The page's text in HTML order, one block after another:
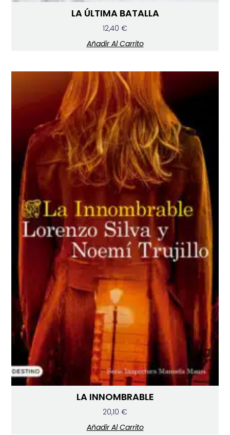
LA ÚLTIMA BATALLA
12,40 €
Añadir Al Carrito
LA INNOMBRABLE
20,10 €
Añadir Al Carrito